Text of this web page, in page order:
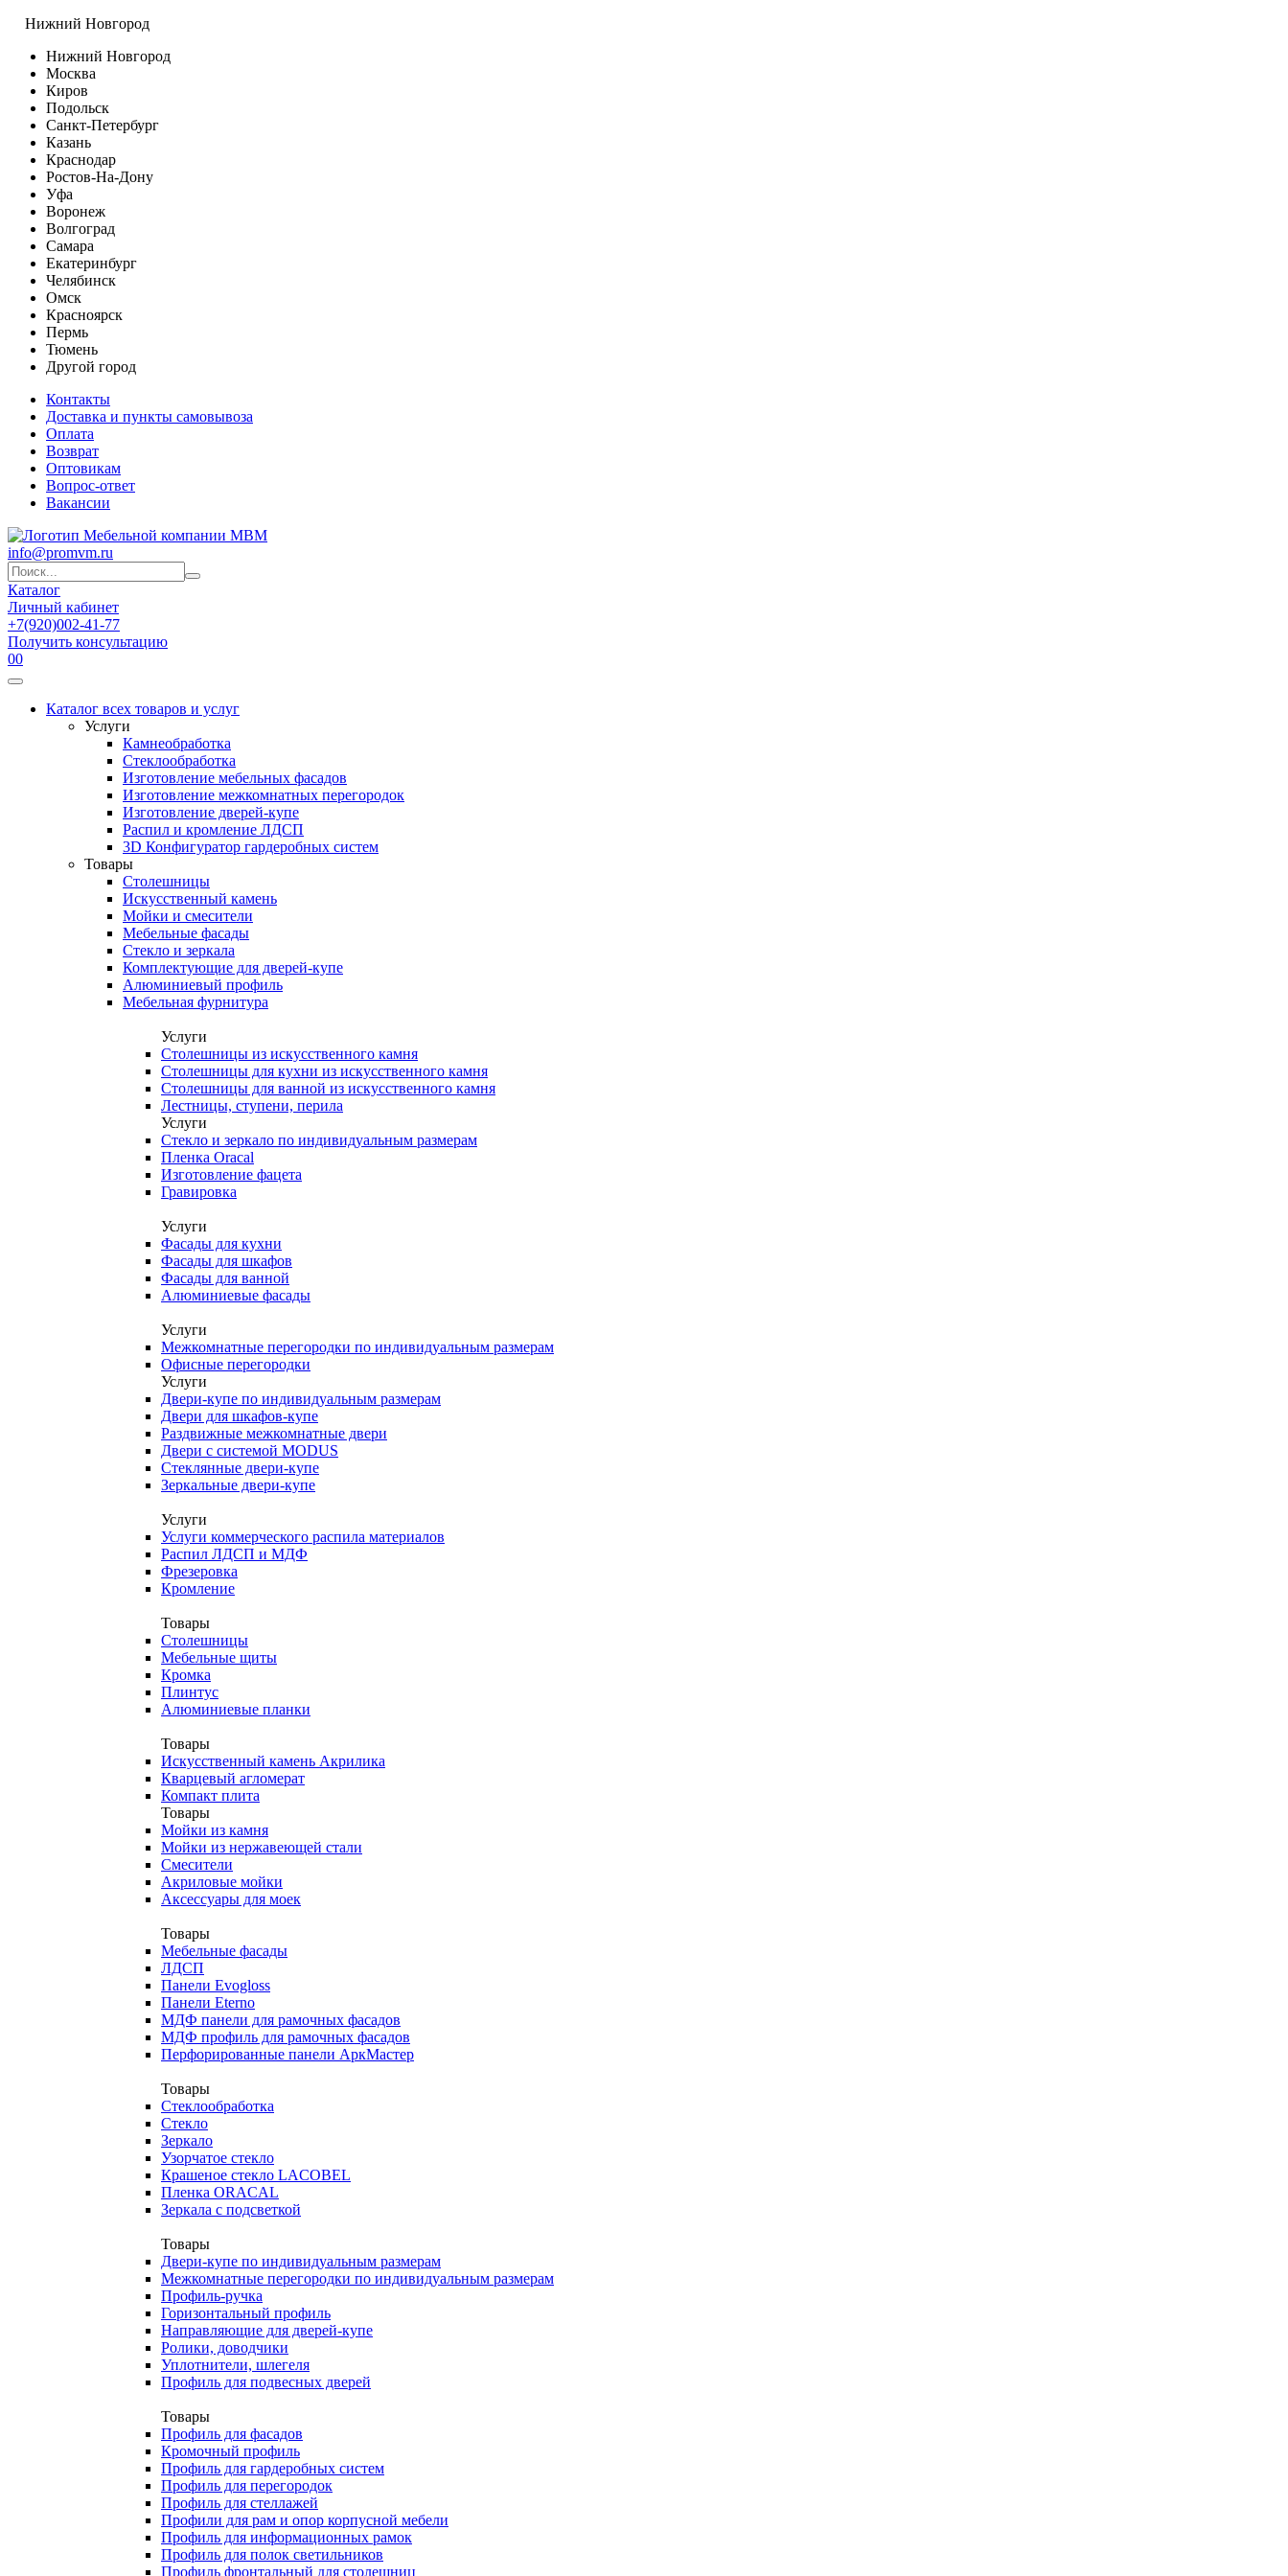
Нижний Новгород
Нижний Новгород
Москва
Киров
Подольск
Санкт-Петербург
Казань
Краснодар
Ростов-На-Дону
Уфа
Воронеж
Волгоград
Самара
Екатеринбург
Челябинск
Омск
Красноярск
Пермь
Тюмень
Другой город
Контакты
Доставка и пункты самовывоза
Оплата
Возврат
Оптовикам
Вопрос-ответ
Вакансии
info@promvm.ru
Каталог
Личный кабинет
+7(920)002-41-77
Получить консультацию
00
Каталог всех товаров и услуг
Услуги
Камнеобработка
Стеклообработка
Изготовление мебельных фасадов
Изготовление межкомнатных перегородок
Изготовление дверей-купе
Распил и кромление ЛДСП
3D Конфигуратор гардеробных систем
Товары
Столешницы
Искусственный камень
Мойки и смесители
Мебельные фасады
Стекло и зеркала
Комплектующие для дверей-купе
Алюминиевый профиль
Мебельная фурнитура
Услуги
Столешницы из искусственного камня
Столешницы для кухни из искусственного камня
Столешницы для ванной из искусственного камня
Лестницы, ступени, перила
Услуги
Стекло и зеркало по индивидуальным размерам
Пленка Oracal
Изготовление фацета
Гравировка
Услуги
Фасады для кухни
Фасады для шкафов
Фасады для ванной
Алюминиевые фасады
Услуги
Межкомнатные перегородки по индивидуальным размерам
Офисные перегородки
Услуги
Двери-купе по индивидуальным размерам
Двери для шкафов-купе
Раздвижные межкомнатные двери
Двери с системой MODUS
Стеклянные двери-купе
Зеркальные двери-купе
Услуги
Услуги коммерческого распила материалов
Распил ЛДСП и МДФ
Фрезеровка
Кромление
Товары
Столешницы
Мебельные щиты
Кромка
Плинтус
Алюминиевые планки
Товары
Искусственный камень Акрилика
Кварцевый агломерат
Компакт плита
Товары
Мойки из камня
Мойки из нержавеющей стали
Смесители
Акриловые мойки
Аксессуары для моек
Товары
Мебельные фасады
ЛДСП
Панели Evogloss
Панели Eterno
МДФ панели для рамочных фасадов
МДФ профиль для рамочных фасадов
Перфорированные панели АркМастер
Товары
Стеклообработка
Стекло
Зеркало
Узорчатое стекло
Крашеное стекло LACOBEL
Пленка ORACAL
Зеркала с подсветкой
Товары
Двери-купе по индивидуальным размерам
Межкомнатные перегородки по индивидуальным размерам
Профиль-ручка
Горизонтальный профиль
Направляющие для дверей-купе
Ролики, доводчики
Уплотнители, шлегеля
Профиль для подвесных дверей
Товары
Профиль для фасадов
Кромочный профиль
Профиль для гардеробных систем
Профиль для перегородок
Профиль для стеллажей
Профили для рам и опор корпусной мебели
Профиль для информационных рамок
Профиль для полок светильников
Профиль фронтальный для столешниц